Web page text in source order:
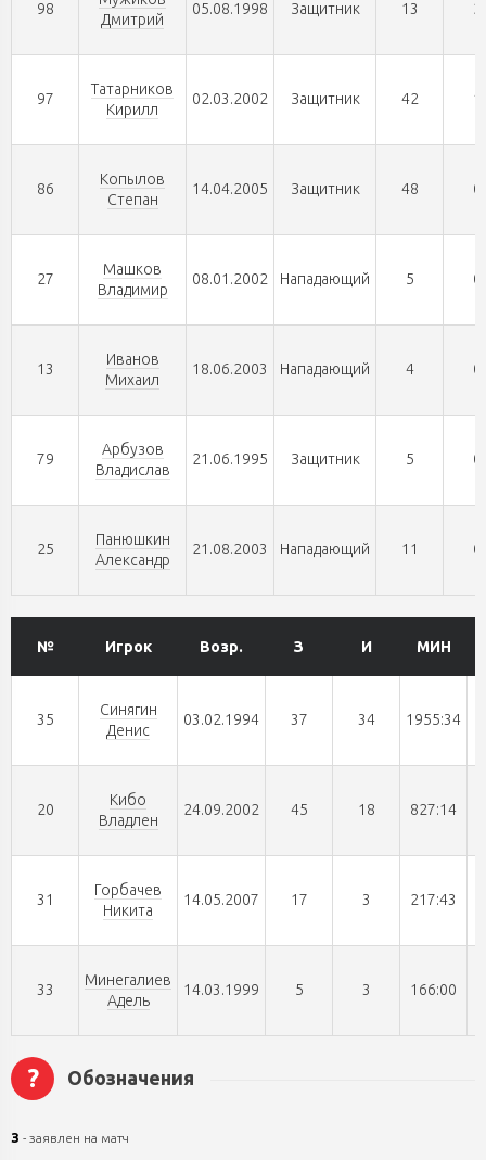
98
Дмитрий
05.08.1998 Защитник 13 2
97
Татарников
Кирилл
02.03.2002 Защитник 42 1
86
Копылов
Степан
14.04.2005 Защитник 48 0
27
Машков
Владимир
08.01.2002 Нападающий 5 0
13
Иванов
Михаил
18.06.2003 Нападающий 4 0
79
Арбузов
Владислав
21.06.1995 Защитник 5 0
25
Панюшкин
Александр
21.08.2003 Нападающий 11 0
№ Игрок Возр. З И МИН
35
Синягин
Денис
03.02.1994 37 34 1955:34
20
Кибо
Владлен
24.09.2002 45 18 827:14
31
Горбачев
Никита
14.05.2007 17 3 217:43
33
Минегалиев
Адель
14.03.1999 5 3 166:00
? Обозначения
З - заявлен на матч